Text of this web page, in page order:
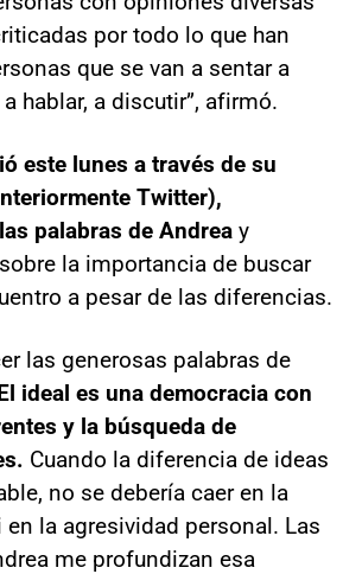
por todo lo que han
que se van a sentar a
hablar, a discutir”, afirmó.
este lunes a través de su
Twitter),
palabras de Andrea y
la importancia de buscar
a pesar de las diferencias.
las generosas palabras de
ideal es una democracia con
y la búsqueda de
Cuando la diferencia de ideas
no se debería caer en la
la agresividad personal. Las
me profundizan esa